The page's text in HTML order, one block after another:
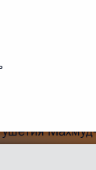
Махмуд-Али